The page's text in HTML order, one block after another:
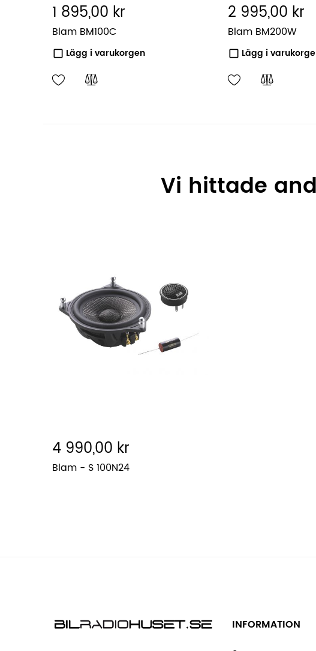
1 895,00 kr
Blam BM100C
Lägg i varukorgen
2 995,00 kr
Blam BM200W
Lägg i
Vi hittade
4 990,00 kr
Blam - S 100N24
INFORMATION